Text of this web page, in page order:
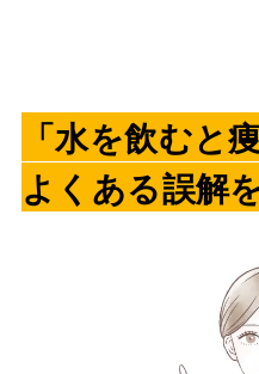
「水を飲むと
よくある誤解